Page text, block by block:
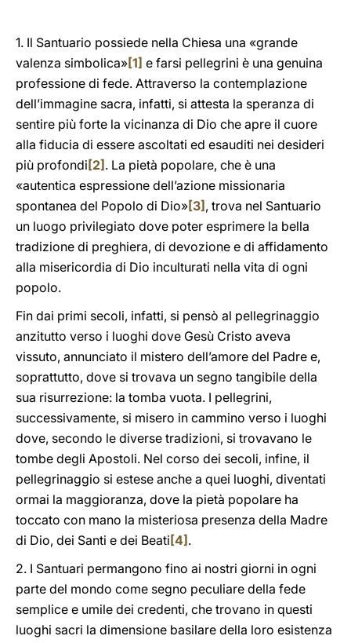
1. Il Santuario possiede nella Chiesa una «grande
valenza simbolica»[1] e farsi pellegrini è una genuina
professione di fede. Attraverso la contemplazione
dell’immagine sacra, infatti, si attesta la speranza di
sentire più forte la vicinanza di Dio che apre il cuore
alla fiducia di essere ascoltati ed esauditi nei desideri
più profondi [2] . La pietà popolare, che è una
«autentica espressione dell’azione missionaria
spontanea del Popolo di Dio»[3] , trova nel Santuario
un luogo privilegiato dove poter esprimere la bella
tradizione di preghiera, di devozione e di affidamento
alla misericordia di Dio inculturati nella vita di ogni
popolo.
Fin dai primi secoli, infatti, si pensò al pellegrinaggio
anzitutto verso i luoghi dove Gesù Cristo aveva
vissuto, annunciato il mistero dell’amore del Padre e,
soprattutto, dove si trovava un segno tangibile della
sua risurrezione: la tomba vuota. I pellegrini,
successivamente, si misero in cammino verso i luoghi
dove, secondo le diverse tradizioni, si trovavano le
tombe degli Apostoli. Nel corso dei secoli, infine, il
pellegrinaggio si estese anche a quei luoghi, diventati
ormai la maggioranza, dove la pietà popolare ha
toccato con mano la misteriosa presenza della Madre
di Dio, dei Santi e dei Beati [4] .
2. I Santuari permangono fino ai nostri giorni in ogni
parte del mondo come segno peculiare della fede
semplice e umile dei credenti, che trovano in questi
luoghi sacri la dimensione basilare della loro esistenza